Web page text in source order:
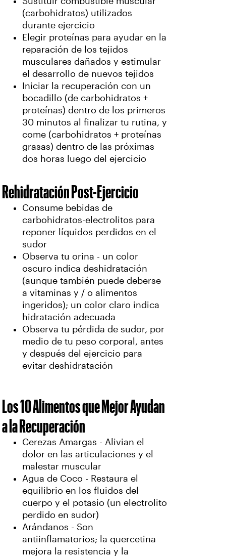
(carbohidratos) utilizados
durante ejercicio
Elegir proteínas para ayudar en la
reparación de los tejidos
musculares dañados y estimular
el desarrollo de nuevos tejidos
Iniciar la recuperación con un
bocadillo (de carbohidratos +
proteínas) dentro de los primeros
30 minutos al finalizar tu rutina, y
come (carbohidratos + proteínas
grasas) dentro de las próximas
dos horas luego del ejercicio
Rehidratación Post-Ejercicio
Consume bebidas de
carbohidratos-electrolitos para
reponer líquidos perdidos en el
sudor
Observa tu orina - un color
oscuro indica deshidratación
(aunque también puede deberse
a vitaminas y / o alimentos
ingeridos); un color claro indica
hidratación adecuada
Observa tu pérdida de sudor, por
medio de tu peso corporal, antes
y después del ejercicio para
evitar deshidratación
Los 10 Alimentos que Mejor Ayudan
a la Recuperación
Cerezas Amargas - Alivian el
dolor en las articulaciones y el
malestar muscular
Agua de Coco - Restaura el
equilibrio en los fluidos del
cuerpo y el potasio (un electrolito
perdido en sudor)
Arándanos - Son
antiinflamatorios; la quercetina
mejora la resistencia y la